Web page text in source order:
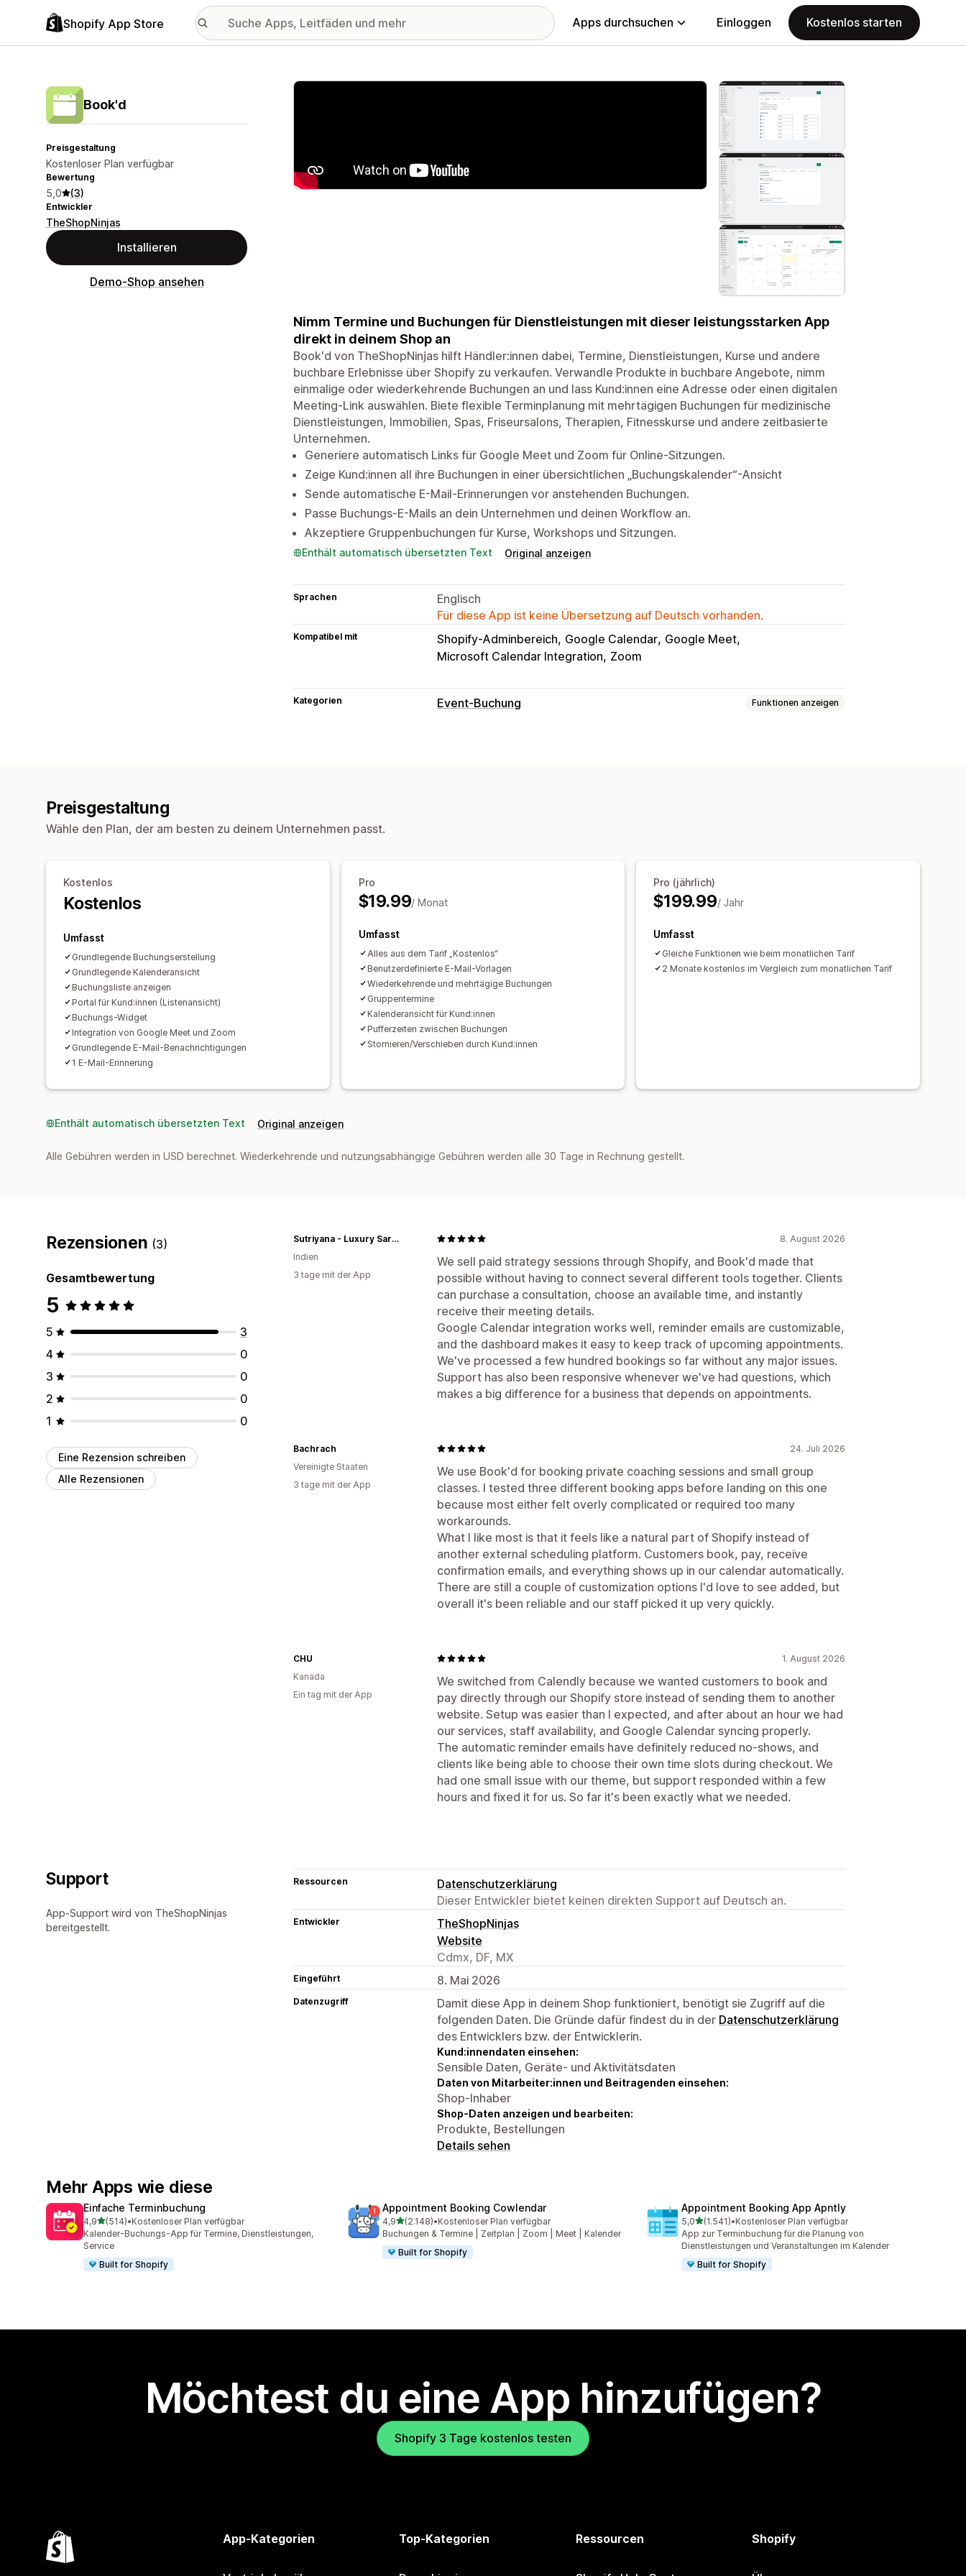
Shopify App Store Apps durchsuchen Einloggen Kostenlos starten
Book'd
Preisgestaltung
Kostenloser Plan verfügbar
Bewertung
5,0 (3)
Entwickler
TheShopNinjas
Installieren
Demo-Shop ansehen
Vorgestellte Bildergalerie
Nimm Termine und Buchungen für Dienstleistungen mit dieser leistungsstarken App
direkt in deinem Shop an
Book'd von TheShopNinjas hilft Händler:innen dabei, Termine, Dienstleistungen, Kurse und andere
buchbare Erlebnisse über Shopify zu verkaufen. Verwandle Produkte in buchbare Angebote, nimm
einmalige oder wiederkehrende Buchungen an und lass Kund:innen eine Adresse oder einen digitalen
Meeting-Link auswählen. Biete flexible Terminplanung mit mehrtägigen Buchungen für medizinische
Dienstleistungen, Immobilien, Spas, Friseursalons, Therapien, Fitnesskurse und andere zeitbasierte
Unternehmen.
Generiere automatisch Links für Google Meet und Zoom für Online-Sitzungen.
Zeige Kund:innen all ihre Buchungen in einer übersichtlichen „Buchungskalender“-Ansicht
Sende automatische E-Mail-Erinnerungen vor anstehenden Buchungen.
Passe Buchungs-E-Mails an dein Unternehmen und deinen Workflow an.
Akzeptiere Gruppenbuchungen für Kurse, Workshops und Sitzungen.
Enthält automatisch übersetzten Text Original anzeigen
Sprachen
Englisch
Für diese App ist keine Übersetzung auf Deutsch vorhanden.
Kompatibel mit Shopify-Adminbereich Google Calendar Google Meet
Microsoft Calendar Integration Zoom
Kategorien Event-Buchung Funktionen anzeigen
Preisgestaltung
Wähle den Plan, der am besten zu deinem Unternehmen passt.
Kostenlos
Kostenlos
Umfasst
Grundlegende Buchungserstellung
Grundlegende Kalenderansicht
Buchungsliste anzeigen
Portal für Kund:innen (Listenansicht)
Buchungs-Widget
Integration von Google Meet und Zoom
Grundlegende E-Mail-Benachrichtigungen
1 E-Mail-Erinnerung
Pro
$19.99/ Monat
Umfasst
Alles aus dem Tarif „Kostenlos“
Benutzerdefinierte E-Mail-Vorlagen
Wiederkehrende und mehrtägige Buchungen
Gruppentermine
Kalenderansicht für Kund:innen
Pufferzeiten zwischen Buchungen
Stornieren/Verschieben durch Kund:innen
Pro (jährlich)
$199.99/ Jahr
Umfasst
Gleiche Funktionen wie beim monatlichen Tarif
2 Monate kostenlos im Vergleich zum monatlichen Tarif
Enthält automatisch übersetzten Text Original anzeigen
Alle Gebühren werden in USD berechnet. Wiederkehrende und nutzungsabhängige Gebühren werden alle 30 Tage in Rechnung gestellt.
Rezensionen (3)
Gesamtbewertung
5
5
3
4
0
3
0
2
0
1
0
Eine Rezension schreiben
Alle Rezensionen
8. August 2026
We sell paid strategy sessions through Shopify, and Book'd made that
possible without having to connect several different tools together. Clients
can purchase a consultation, choose an available time, and instantly
receive their meeting details.
Google Calendar integration works well, reminder emails are customizable,
and the dashboard makes it easy to keep track of upcoming appointments.
We've processed a few hundred bookings so far without any major issues.
Support has also been responsive whenever we've had questions, which
makes a big difference for a business that depends on appointments.
Sutriyana - Luxury Sarees & Women Wear Trusted All Over India
Indien
3 tage mit der App
24. Juli 2026
We use Book'd for booking private coaching sessions and small group
classes. I tested three different booking apps before landing on this one
because most either felt overly complicated or required too many
workarounds.
What I like most is that it feels like a natural part of Shopify instead of
another external scheduling platform. Customers book, pay, receive
confirmation emails, and everything shows up in our calendar automatically.
There are still a couple of customization options I'd love to see added, but
overall it's been reliable and our staff picked it up very quickly.
Bachrach
Vereinigte Staaten
3 tage mit der App
1. August 2026
We switched from Calendly because we wanted customers to book and
pay directly through our Shopify store instead of sending them to another
website. Setup was easier than I expected, and after about an hour we had
our services, staff availability, and Google Calendar syncing properly.
The automatic reminder emails have definitely reduced no-shows, and
clients like being able to choose their own time slots during checkout. We
had one small issue with our theme, but support responded within a few
hours and fixed it for us. So far it's been exactly what we needed.
CHU
Kanada
Ein tag mit der App
Support
App-Support wird von TheShopNinjas
bereitgestellt.
Ressourcen
Datenschutzerklärung
Dieser Entwickler bietet keinen direkten Support auf Deutsch an.
Entwickler
TheShopNinjas
Website
Cdmx, DF, MX
Eingeführt 8. Mai 2026
Datenzugriff
Damit diese App in deinem Shop funktioniert, benötigt sie Zugriff auf die
folgenden Daten. Die Gründe dafür findest du in der Datenschutzerklärung
des Entwicklers bzw. der Entwicklerin.
Kund:innendaten einsehen:
Sensible Daten, Geräte- und Aktivitätsdaten
Daten von Mitarbeiter:innen und Beitragenden einsehen:
Shop-Inhaber
Shop-Daten anzeigen und bearbeiten:
Produkte, Bestellungen
Details sehen
Mehr Apps wie diese
Einfache Terminbuchung
4,9von 5 Sternen
(514)
514 Rezensionen insgesamt
•Kostenloser Plan verfügbar
Kalender-Buchungs-App für Termine, Dienstleistungen,
Service
Built for Shopify
Appointment Booking Cowlendar
4,9von 5 Sternen
(2.148)
2148 Rezensionen insgesamt
•Kostenloser Plan verfügbar
Buchungen & Termine | Zeitplan | Zoom | Meet | Kalender
Built for Shopify
Appointment Booking App Apntly
5,0von 5 Sternen
(1.541)
1541 Rezensionen insgesamt
•Kostenloser Plan verfügbar
App zur Terminbuchung für die Planung von
Dienstleistungen und Veranstaltungen im Kalender
Built for Shopify
Möchtest du eine App hinzufügen?
Shopify 3 Tage kostenlos testen
App-Kategorien Top-Kategorien Ressourcen Shopify